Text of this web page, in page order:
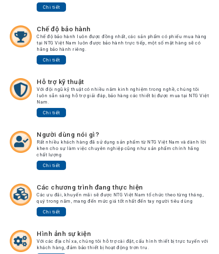
Chi tiết
Chế độ bảo hành
Chế độ bảo hành luôn được đồng nhất, các sản phẩm có phiếu mua hàng
tại NTG Việt Nam luôn được bảo hành trực tiếp, một số mặt hàng sẽ có
hãng bảo hành riêng.
Chi tiết
Hỗ trợ kỹ thuật
Với đội ngũ kỹ thuật có nhiều năm kinh nghiệm trong nghề, chúng tôi
luôn sẵn sàng hỗ trợ giải đáp, bảo hàng các thiết bị được mua tại NTG Việt
Nam.
Chi tiết
Người dùng nói gì?
Rất nhiều khách hàng đã sử dụng sản phẩm từ NTG Việt Nam và dành lời
khen cho sự làm việc chuyên nghiệp cũng như sản phẩm chính hãng
chất lượng
Chi tiết
Các chương trình đang thực hiện
Các ưu đãi, khuyến mãi sẽ được NTG Việt Nam tổ chức theo từng tháng,
quý trong năm, mang đến mức giá tốt nhất đến tay người tiêu dùng
Chi tiết
Hình ảnh sự kiện
Với các địa chỉ xa, chúng tôi hỗ trợ cài đặt, cấu hình thiết bị trực tuyến với
khách hàng, đảm bảo thiết bị hoạt động trơn tru.